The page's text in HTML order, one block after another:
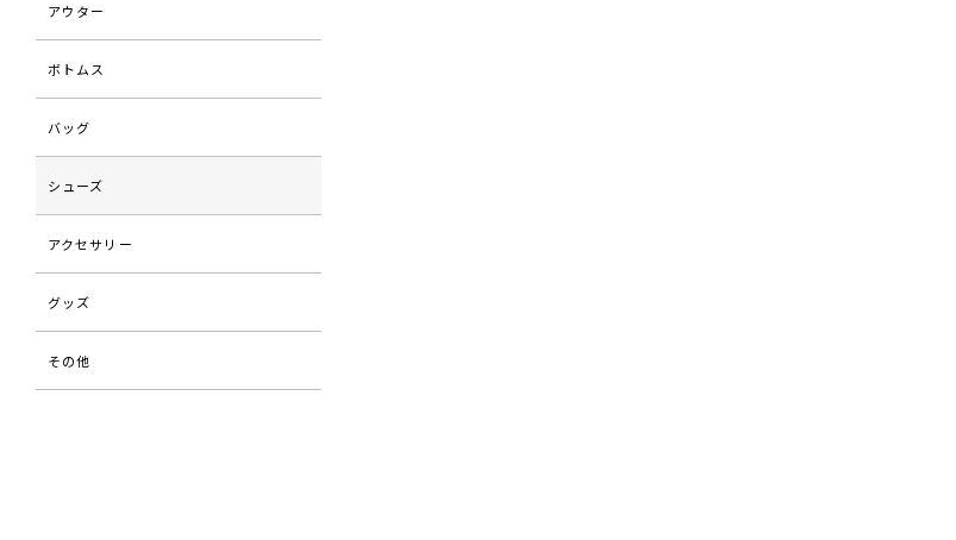
アウター
ボトムス
バッグ
シューズ
アクセサリー
グッズ
その他